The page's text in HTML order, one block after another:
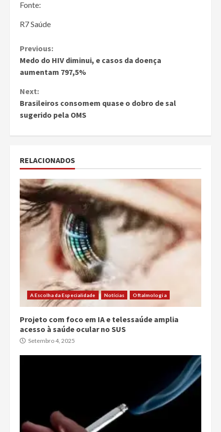
Fonte:
R7 Saúde
Continue
Reading
Previous:
Medo do HIV diminui, e casos da doença
aumentam 797,5%
Next:
Brasileiros consomem quase o dobro de sal
sugerido pela OMS
RELACIONADOS
A Escolha da Especialidade Notícias Oftalmologia
Projeto com foco em IA e telessaúde amplia
acesso à saúde ocular no SUS
Setembro 4, 2025